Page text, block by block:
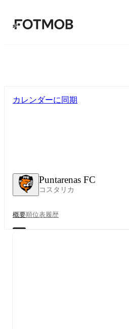
メインコンテンツへスキップ
Puntarenas FC
コスタリカ
カレンダーに同期
概要順位表履歴